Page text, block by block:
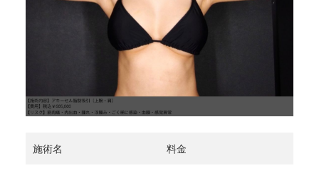
施術名 料金